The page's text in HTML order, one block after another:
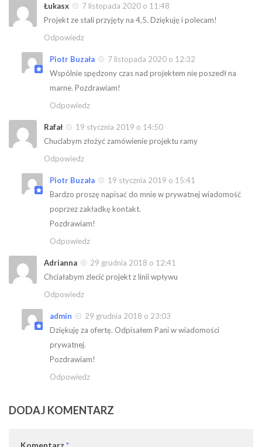
Łukasx
7 listopada 2020 o 11:48
Projekt ze stali przyjęty na 4,5. Dziękuję i polecam!
Odpowiedz
Piotr Buzała
7 listopada 2020 o 12:32
Wspólnie spędzony czas nad projektem nie poszedł na
marne. Pozdrawiam!
Odpowiedz
Rafał
19 stycznia 2019 o 14:50
Chuclabym złożyć zamówienie projektu ramy
Odpowiedz
Piotr Buzała
19 stycznia 2019 o 15:41
Bardzo proszę napisać do mnie w prywatnej wiadomość
poprzez zakładkę kontakt.
Pozdrawiam!
Odpowiedz
Adrianna
29 grudnia 2018 o 12:41
Chciałabym zlecić projekt z linii wpływu
Odpowiedz
admin
29 grudnia 2018 o 23:03
Dziękuję za ofertę. Odpisałem Pani w wiadomości
prywatnej.
Pozdrawiam!
Odpowiedz
DODAJ KOMENTARZ
Komentarz *